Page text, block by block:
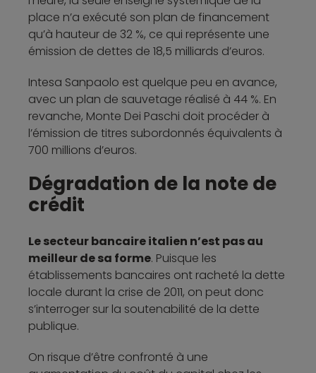
place n’a exécuté son plan de financement
qu’à hauteur de 32 %, ce qui représente une
émission de dettes de 18,5 milliards d’euros.
Intesa Sanpaolo est quelque peu en avance,
avec un plan de sauvetage réalisé à 44 %. En
revanche, Monte Dei Paschi doit procéder à
l’émission de titres subordonnés équivalents à
700 millions d’euros.
Dégradation de la note de
crédit
Le secteur bancaire italien n’est pas au
meilleur de sa forme. Puisque les
établissements bancaires ont racheté la dette
locale durant la crise de 2011, on peut donc
s’interroger sur la soutenabilité de la dette
publique.
On risque d’être confronté à une